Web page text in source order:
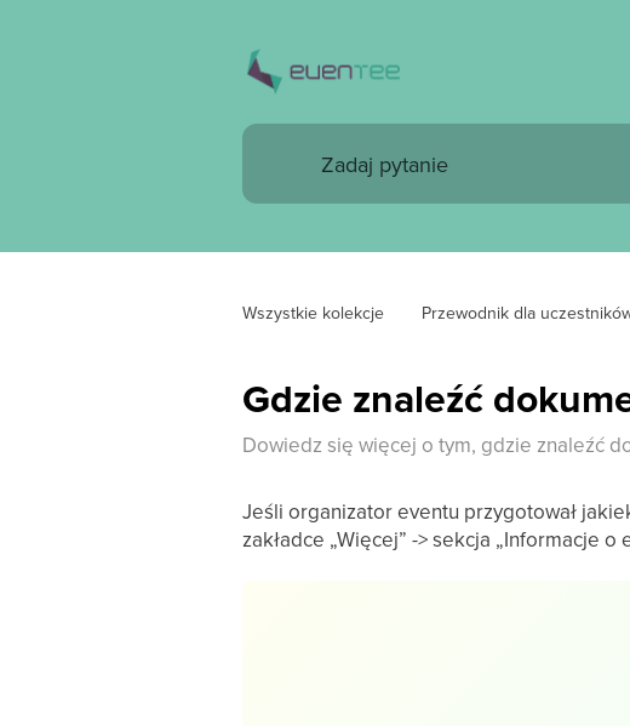
Wszystkie kolekcje Przewodnik dla
Gdzie znaleźć
Dowiedz się więcej o tym, gdzie znaleźć
Jeśli organizator eventu przygotował
zakładce „Więcej” -> sekcja „Informacje o